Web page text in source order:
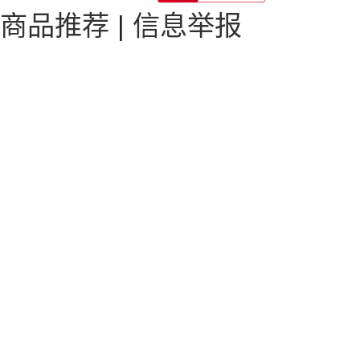
商品推荐 | 信息举报